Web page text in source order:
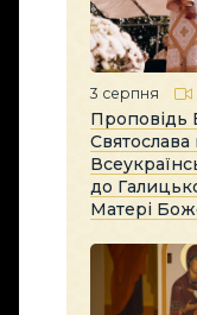
3 серпня
Проповідь
Святослава
до
Матері